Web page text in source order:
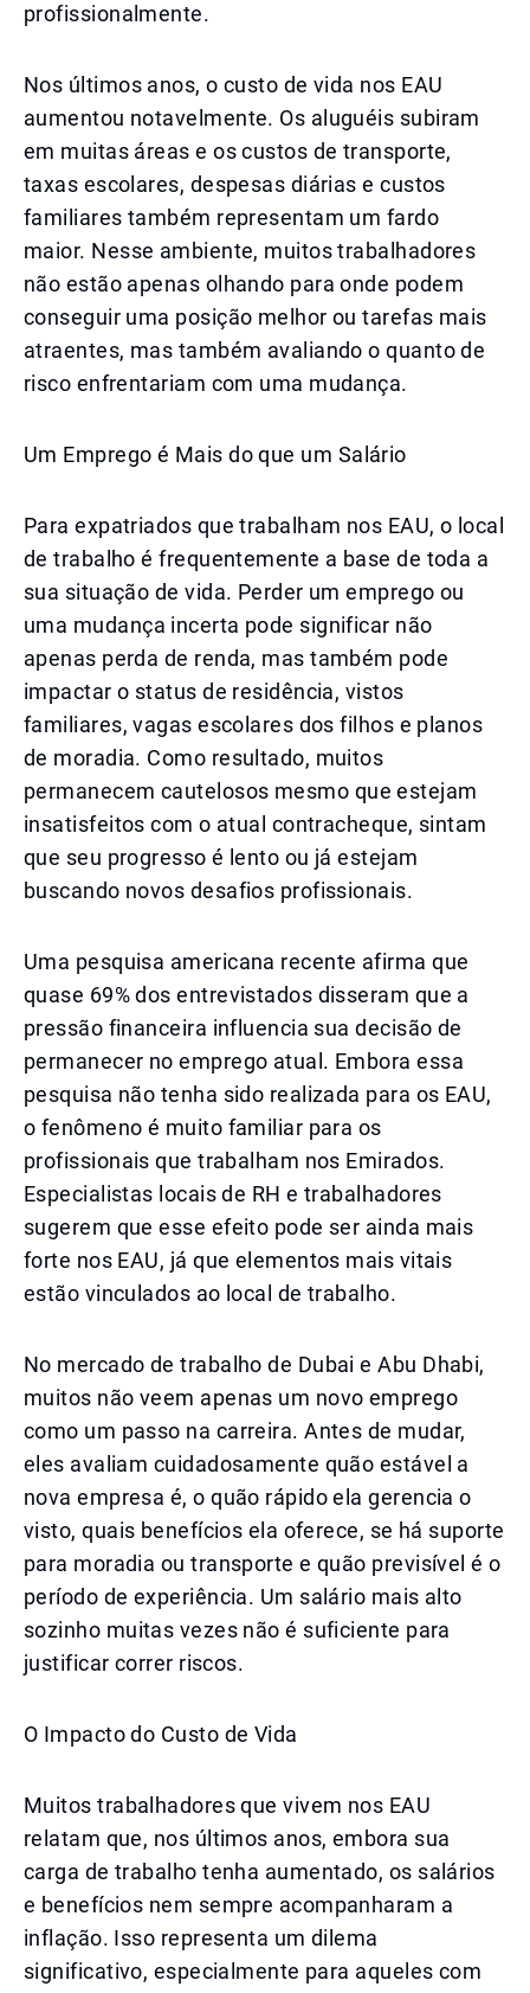
profissionalmente.
Nos últimos anos, o custo de vida nos EAU
aumentou notavelmente. Os aluguéis subiram
em muitas áreas e os custos de transporte,
taxas escolares, despesas diárias e custos
familiares também representam um fardo
maior. Nesse ambiente, muitos trabalhadores
não estão apenas olhando para onde podem
conseguir uma posição melhor ou tarefas mais
atraentes, mas também avaliando o quanto de
risco enfrentariam com uma mudança.
Um Emprego é Mais do que um Salário
Para expatriados que trabalham nos EAU, o local
de trabalho é frequentemente a base de toda a
sua situação de vida. Perder um emprego ou
uma mudança incerta pode significar não
apenas perda de renda, mas também pode
impactar o status de residência, vistos
familiares, vagas escolares dos filhos e planos
de moradia. Como resultado, muitos
permanecem cautelosos mesmo que estejam
insatisfeitos com o atual contracheque, sintam
que seu progresso é lento ou já estejam
buscando novos desafios profissionais.
Uma pesquisa americana recente afirma que
quase 69% dos entrevistados disseram que a
pressão financeira influencia sua decisão de
permanecer no emprego atual. Embora essa
pesquisa não tenha sido realizada para os EAU,
o fenômeno é muito familiar para os
profissionais que trabalham nos Emirados.
Especialistas locais de RH e trabalhadores
sugerem que esse efeito pode ser ainda mais
forte nos EAU, já que elementos mais vitais
estão vinculados ao local de trabalho.
No mercado de trabalho de Dubai e Abu Dhabi,
muitos não veem apenas um novo emprego
como um passo na carreira. Antes de mudar,
eles avaliam cuidadosamente quão estável a
nova empresa é, o quão rápido ela gerencia o
visto, quais benefícios ela oferece, se há suporte
para moradia ou transporte e quão previsível é o
período de experiência. Um salário mais alto
sozinho muitas vezes não é suficiente para
justificar correr riscos.
O Impacto do Custo de Vida
Muitos trabalhadores que vivem nos EAU
relatam que, nos últimos anos, embora sua
carga de trabalho tenha aumentado, os salários
e benefícios nem sempre acompanharam a
inflação. Isso representa um dilema
significativo, especialmente para aqueles com